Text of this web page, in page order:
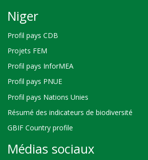
Niger
Profil pays CDB
Projets FEM
Profil pays InforMEA
Profil pays PNUE
Profil pays Nations Unies
Résumé des indicateurs de biodiversité
GBIF Country profile
Médias sociaux